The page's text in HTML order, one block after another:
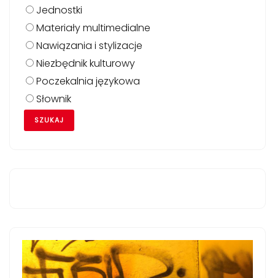
Jednostki
Materiały multimedialne
Nawiązania i stylizacje
Niezbędnik kulturowy
Poczekalnia językowa
Słownik